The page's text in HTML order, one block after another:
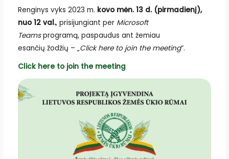
Renginys vyks 2023 m. kovo mėn. 13 d. (pirmadienį),
nuo 12 val., prisijungiant per Microsoft
Teamsprogramą, paspaudus ant žemiau
esančių žodžių – „Click here to join the meeting“.
Click here to join the meeting